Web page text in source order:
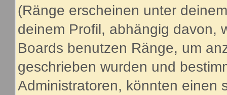
(Ränge erscheinen unter
deinem Profil, abhängig davon,
Boards benutzen Ränge, um
geschrieben wurden und
Administratoren, könnten einen